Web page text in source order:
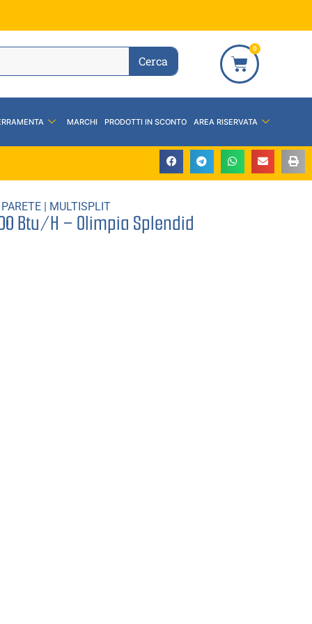
Cerca
0
MARCHI PRODOTTI IN SCONTO AREA RISERVATA
| MULTISPLIT
Btu/H – Olimpia Splendid